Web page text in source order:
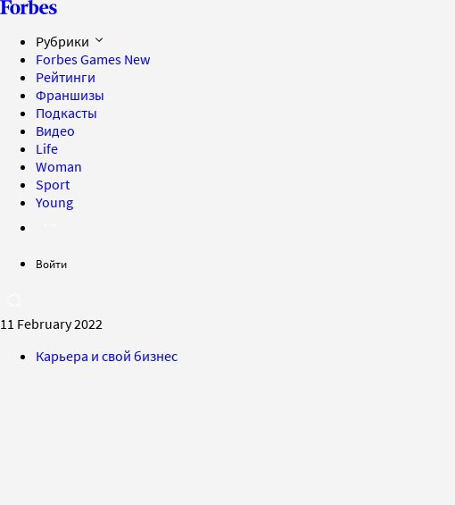
Рубрики
Forbes Games New
Рейтинги
Франшизы
Подкасты
Видео
Life
Woman
Sport
Young
Войти
11 February 2022
Карьера и свой бизнес